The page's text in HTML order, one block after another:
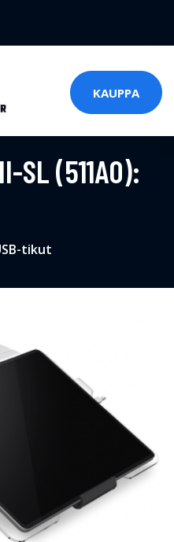
KAUPPA
SL (511A0):
tikut